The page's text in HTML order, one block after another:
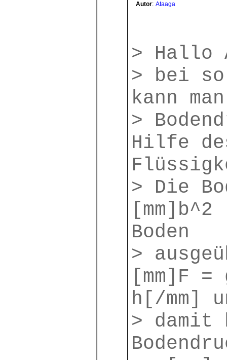
Autor: Ataaga
> Hallo
> bei
kann
>
Hilfe
> Die
Boden
>
[mm]F
h[/mm]
> damit